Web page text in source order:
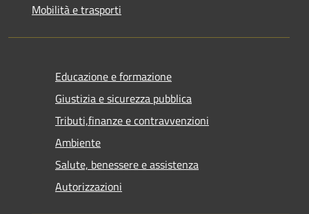
Mobilità e trasporti
Educazione e formazione
Giustizia e sicurezza pubblica
Tributi,finanze e contravvenzioni
Ambiente
Salute, benessere e assistenza
Autorizzazioni